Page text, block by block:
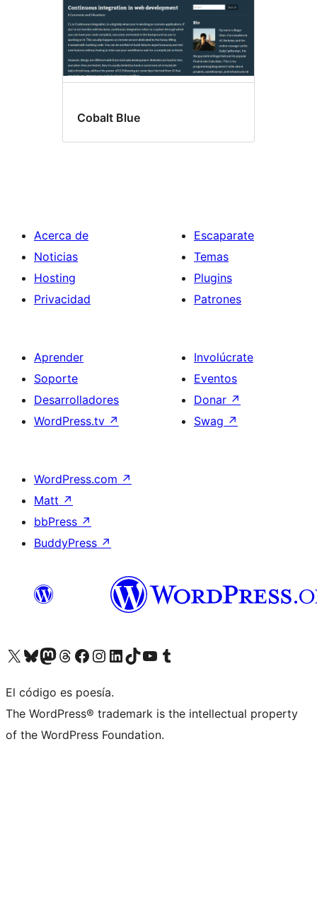
Cobalt Blue
Acerca de
Noticias
Hosting
Privacidad
Escaparate
Temas
Plugins
Patrones
Aprender
Soporte
Desarrolladores
WordPress.tv ↗
Involúcrate
Eventos
Donar ↗
Swag ↗
WordPress.com ↗
Matt ↗
bbPress ↗
BuddyPress ↗
Visita nuestra cuenta de X (anteriormente Twitter)
Visita nuestra cuenta de Bluesky
Visita nuestra cuenta de Mastodon
Visita nuestra cuenta de Threads
Visita nuestra página de Facebook
Visita nuestra cuenta de Instagram
Visita nuestra cuenta de LinkedIn
Visita nuestra cuenta de TikTok
Visita nuestro canal de YouTube
Visita nuestra cuenta de Tumblr
El código es poesía.
The WordPress® trademark is the intellectual property
of the WordPress Foundation.